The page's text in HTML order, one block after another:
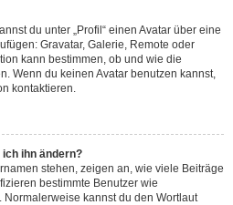
du unter „Profil“ einen Avatar über eine
Gravatar, Galerie, Remote oder
kann bestimmen, ob und wie die
Wenn du keinen Avatar benutzen kannst,
kontaktieren.
ihn ändern?
stehen, zeigen an, wie viele Beiträge
bestimmte Benutzer wie
Normalerweise kannst du den Wortlaut